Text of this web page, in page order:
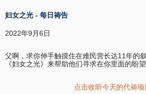
妇女之光 - 每日祷告
2022年9月6日
父啊，求你伸手触摸住在难民营长达11年的
《妇女之光》来帮助他们寻求在你里面的盼
点击收听今天的代祷项